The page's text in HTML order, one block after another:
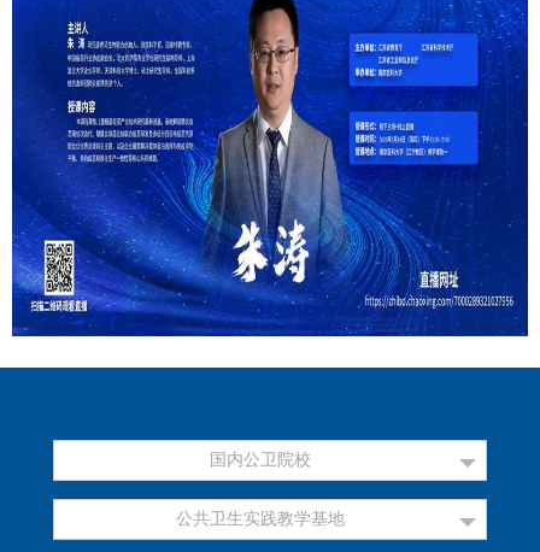
国内公卫院校
公共卫生实践教学基地